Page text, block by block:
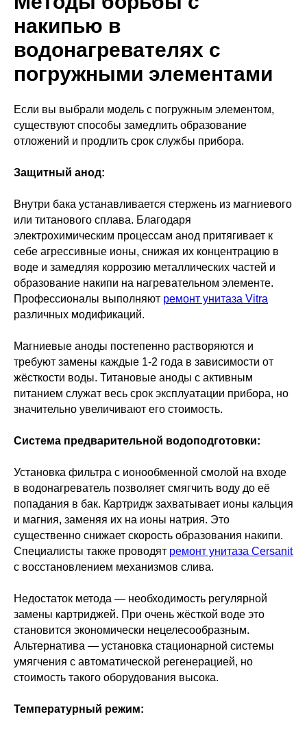
накипью в
водонагревателях с
погружными элементами
Если вы выбрали модель с погружным элементом,
существуют способы замедлить образование
отложений и продлить срок службы прибора.
Защитный анод:
Внутри бака устанавливается стержень из магниевого
или титанового сплава. Благодаря
электрохимическим процессам анод притягивает к
себе агрессивные ионы, снижая их концентрацию в
воде и замедляя коррозию металлических частей и
образование накипи на нагревательном элементе.
Профессионалы выполняют ремонт унитаза Vitra
различных модификаций.
Магниевые аноды постепенно растворяются и
требуют замены каждые 1-2 года в зависимости от
жёсткости воды. Титановые аноды с активным
питанием служат весь срок эксплуатации прибора, но
значительно увеличивают его стоимость.
Система предварительной водоподготовки:
Установка фильтра с ионообменной смолой на входе
в водонагреватель позволяет смягчить воду до её
попадания в бак. Картридж захватывает ионы кальция
и магния, заменяя их на ионы натрия. Это
существенно снижает скорость образования накипи.
Специалисты также проводят ремонт унитаза Cersanit
с восстановлением механизмов слива.
Недостаток метода — необходимость регулярной
замены картриджей. При очень жёсткой воде это
становится экономически нецелесообразным.
Альтернатива — установка стационарной системы
умягчения с автоматической регенерацией, но
стоимость такого оборудования высока.
Температурный режим: